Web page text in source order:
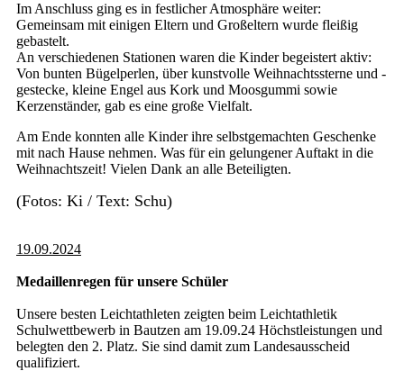
Im Anschluss ging es in festlicher Atmosphäre weiter:
Gemeinsam mit einigen Eltern und Großeltern wurde fleißig
gebastelt.
An verschiedenen Stationen waren die Kinder begeistert aktiv:
Von bunten Bügelperlen, über kunstvolle Weihnachtssterne und -
gestecke, kleine Engel aus Kork und Moosgummi sowie
Kerzenständer, gab es eine große Vielfalt.
Am Ende konnten alle Kinder ihre selbstgemachten Geschenke
mit nach Hause nehmen. Was für ein gelungener Auftakt in die
Weihnachtszeit! Vielen Dank an alle Beteiligten.
(Fotos: Ki / Text: Schu)
19.09.2024
Medaillenregen für unsere Schüler
Unsere besten Leichtathleten zeigten beim Leichtathletik
Schulwettbewerb in Bautzen am 19.09.24 Höchstleistungen und
belegten den 2. Platz. Sie sind damit zum Landesausscheid
qualifiziert.